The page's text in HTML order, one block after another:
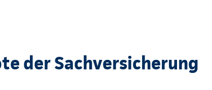
der Sachversicherung